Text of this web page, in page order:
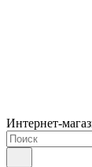
Интернет-